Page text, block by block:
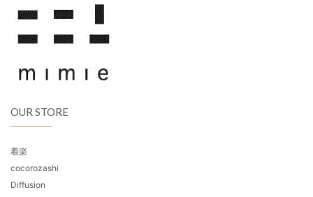
OUR STORE
着楽
cocorozashi
Diffusion